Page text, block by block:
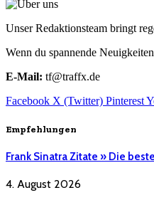
Unser Redaktionsteam bringt
Wenn du spannende
E-Mail: tf@traffx.de
Facebook X (Twitter) Pinterest
Empfehlungen
Frank Sinatra Zitate » Die
4. August 2026